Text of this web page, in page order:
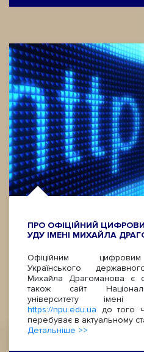
ПРО ОФІЦІЙНИЙ
УДУ ІМЕНІ МИХАЙЛА
Офіційним цифровим
Українського
Михайла Драгоманова є
також сайт
університету
https://npu.edu.ua до того
перебуває в актуальному
Детальніше >>